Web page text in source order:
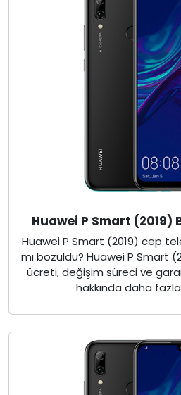
Huawei P Smart
Huawei P Smart (2019) cep
mı bozuldu? Huawei P Smart
ücreti, değişim süreci ve
hakkında daha